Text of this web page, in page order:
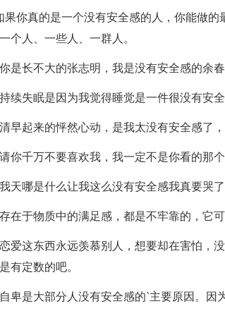
果你真的是一个没有安全感的人，你能做
个人、一些人、一群人。
是长不大的张志明，我是没有安全感的余春
续失眠是因为我觉得睡觉是一件很没有安全
早起来的怦然心动，是我太没有安全感了
你千万不要喜欢我，我一定不是你看的那
天哪是什么让我这么没有安全感我真要哭
在于物质中的满足感，都是不牢靠的，它
爱这东西永远羡慕别人，想要却在害怕，
有定数的吧。
卑是大部分人没有安全感的`主要原因。